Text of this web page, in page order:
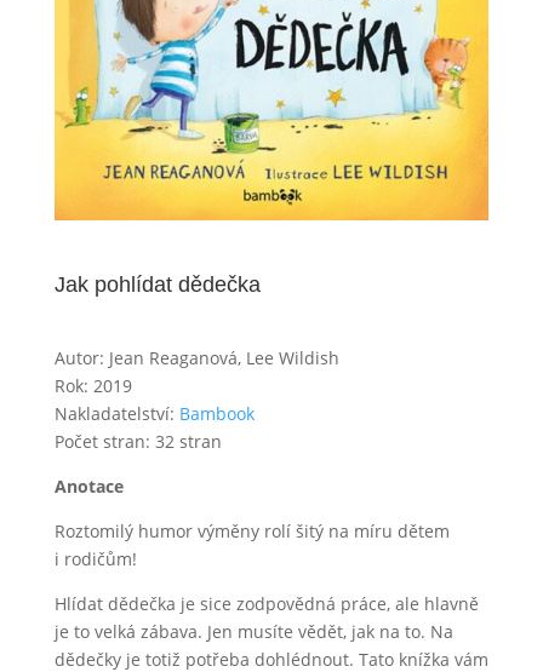
Jak pohlídat dědečka
Autor: Jean Reaganová, Lee Wildish
Rok: 2019
Nakladatelství: Bambook
Počet stran: 32 stran
Anotace
Roztomilý humor výměny rolí šitý na míru dětem
i rodičům!
Hlídat dědečka je sice zodpovědná práce, ale hlavně
je to velká zábava. Jen musíte vědět, jak na to. Na
dědečky je totiž potřeba dohlédnout. Tato knížka vám